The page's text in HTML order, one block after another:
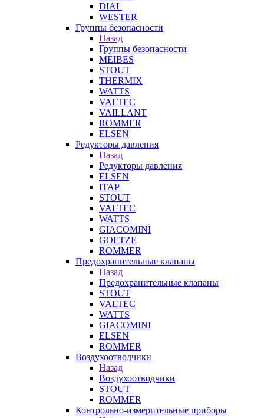
DIAL
WESTER
Группы безопасности
Назад
Группы безопасности
MEIBES
STOUT
THERMIX
WATTS
VALTEC
VAILLANT
ROMMER
ELSEN
Редукторы давления
Назад
Редукторы давления
ELSEN
ITAP
STOUT
VALTEC
WATTS
GIACOMINI
GOETZE
ROMMER
Предохранительные клапаны
Назад
Предохранительные клапаны
STOUT
VALTEC
WATTS
GIACOMINI
ELSEN
ROMMER
Воздухоотводчики
Назад
Воздухоотводчики
STOUT
ROMMER
Контрольно-измерительные приборы